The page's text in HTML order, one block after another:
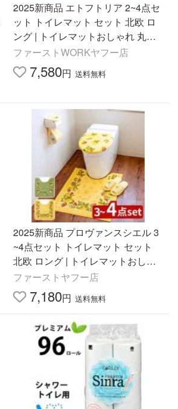
2025新商品 エトフトリア 2~4点セ
ット トイレマット セット 北欧 ロ
ング | トイレマットおしゃれ 丸洗
い トイレタリー おしゃれ トイレカ
バー トイレフタカバー
ファーストWORKヤフー店
7,580円 送料無料
2025新商品 プロヴァンスシエル 3
~4点セット トイレマット セット
北欧 ロング | トイレマットおしゃ
れ トイレ用品 日本製 おしゃれ グ
リーン イエロー スリッパ
ファーストヤフー店
7,180円 送料無料